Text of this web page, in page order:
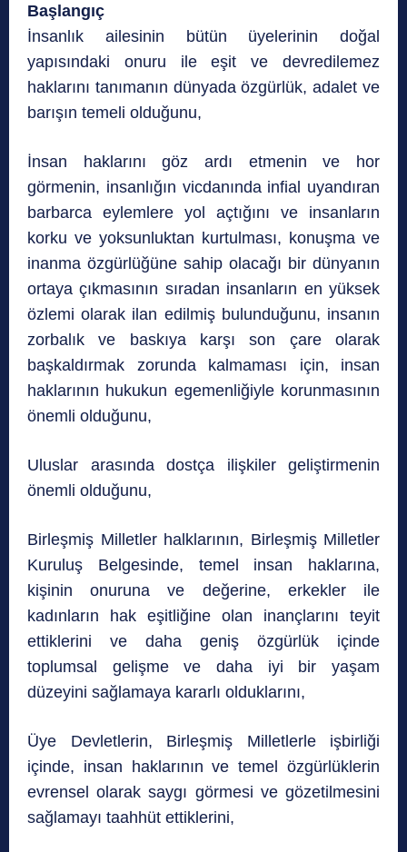
Başlangıç
İnsanlık ailesinin bütün üyelerinin doğal
yapısındaki onuru ile eşit ve devredilemez
haklarını tanımanın dünyada özgürlük, adalet ve
barışın temeli olduğunu,
İnsan haklarını göz ardı etmenin ve hor
görmenin, insanlığın vicdanında infial uyandıran
barbarca eylemlere yol açtığını ve insanların
korku ve yoksunluktan kurtulması, konuşma ve
inanma özgürlüğüne sahip olacağı bir dünyanın
ortaya çıkmasının sıradan insanların en yüksek
özlemi olarak ilan edilmiş bulunduğunu, insanın
zorbalık ve baskıya karşı son çare olarak
başkaldırmak zorunda kalmaması için, insan
haklarının hukukun egemenliğiyle korunmasının
önemli olduğunu,
Uluslar arasında dostça ilişkiler geliştirmenin
önemli olduğunu,
Birleşmiş Milletler halklarının, Birleşmiş Milletler
Kuruluş Belgesinde, temel insan haklarına,
kişinin onuruna ve değerine, erkekler ile
kadınların hak eşitliğine olan inançlarını teyit
ettiklerini ve daha geniş özgürlük içinde
toplumsal gelişme ve daha iyi bir yaşam
düzeyini sağlamaya kararlı olduklarını,
Üye Devletlerin, Birleşmiş Milletlerle işbirliği
içinde, insan haklarının ve temel özgürlüklerin
evrensel olarak saygı görmesi ve gözetilmesini
sağlamayı taahhüt ettiklerini,